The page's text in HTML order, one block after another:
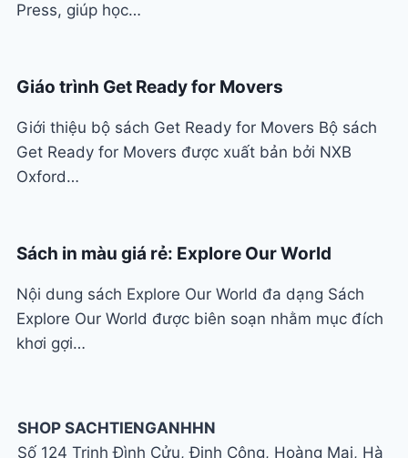
Press, giúp học…
Giáo trình Get Ready for Movers
Giới thiệu bộ sách Get Ready for Movers Bộ sách
Get Ready for Movers được xuất bản bởi NXB
Oxford…
Sách in màu giá rẻ: Explore Our World
Nội dung sách Explore Our World đa dạng Sách
Explore Our World được biên soạn nhằm mục đích
khơi gợi…
SHOP SACHTIENGANHHN
Số 124 Trịnh Đình Cửu, Định Công, Hoàng Mai, Hà